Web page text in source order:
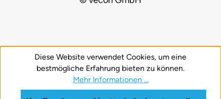
Diese Website verwendet Cookies, um eine
bestmögliche Erfahrung bieten zu können.
Mehr Informationen ...